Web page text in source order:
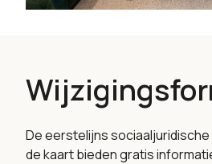
De eerstelijns
de kaart bieden gratis